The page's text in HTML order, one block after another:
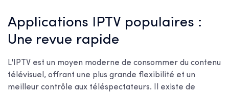
Applications IPTV populaires :
Une revue rapide
L'IPTV est un moyen moderne de consommer du contenu
télévisuel, offrant une plus grande flexibilité et un
meilleur contrôle aux téléspectateurs. Il existe de